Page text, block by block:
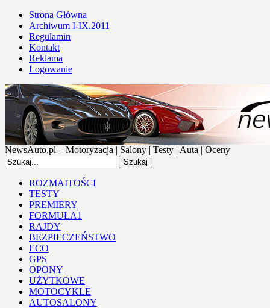
Strona Główna
Archiwum I-IX.2011
Regulamin
Kontakt
Reklama
Logowanie
NewsAuto.pl – Motoryzacja | Salony | Testy | Auta | Oceny
ROZMAITOŚCI
TESTY
PREMIERY
FORMUŁA1
RAJDY
BEZPIECZEŃSTWO
ECO
GPS
OPONY
UŻYTKOWE
MOTOCYKLE
AUTOSALONY